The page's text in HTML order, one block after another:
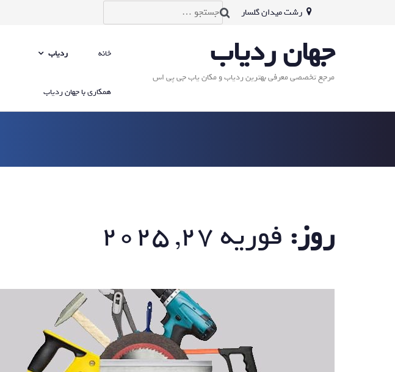
رشت میدان گلسار
جستجو
جهان ردیاب
مرجع تخصصی معرفی بهترین ردیاب و مکان یاب جی پی اس
خانه ردیاب
همکاری با جهان ردیاب
روز: فوریه 27, 2025